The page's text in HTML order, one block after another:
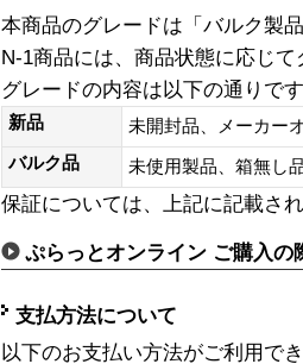
本商品のグレードは「バルク製
N-1商品には、商品状態に応じ
グレードの内容は以下の通りで
新品
未開封品、メーカー
バルク品
未使用製品、箱無
保証については、上記に記載さ
ぷらっとオンライン ご購入の
支払方法について
以下のお支払い方法がご利用で